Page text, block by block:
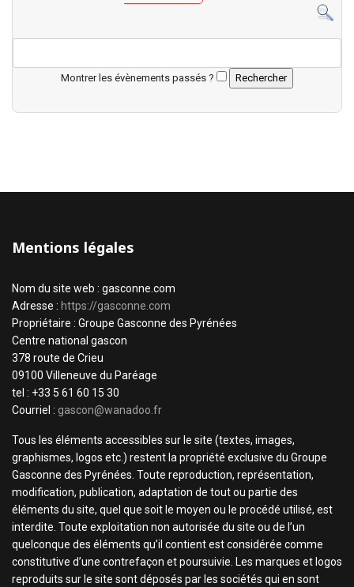
Montrer les évènements passés ?
Mentions légales
Nom du site web : gasconne.com
Adresse : https://gasconne.com
Propriétaire : Groupe Gasconne des Pyrénées
Centre national gascon
378 route de Crieu
09100 Villeneuve du Paréage
tel : +33 5 61 60 15 30
Courriel : gascon@wanadoo.fr
Tous les éléments accessibles sur le site (textes, images,
graphismes, logos etc.) restent la propriété exclusive du Groupe
Gasconne des Pyrénées. Toute reproduction, représentation,
modification, publication, adaptation de tout ou partie des
éléments du site, quel que soit le moyen ou le procédé utilisé, est
interdite. Toute exploitation non autorisée du site ou de l’un
quelconque des éléments qu’il contient est considérée comme
constitutive d’une contrefaçon et poursuivie. Les marques et logos
reproduits sur le site sont déposés par les sociétés qui en sont